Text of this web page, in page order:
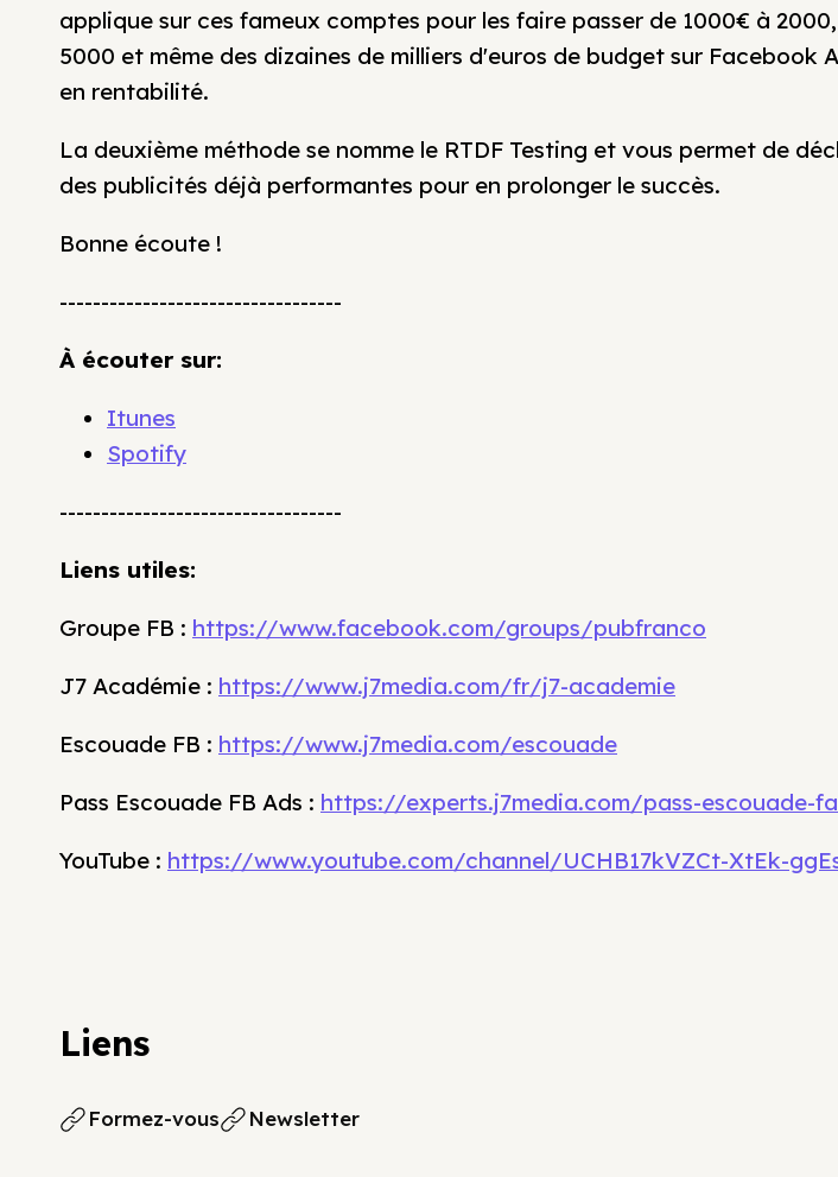
applique sur ces fameux comptes pour les faire passer de 1000€ à
5000 et même des dizaines de milliers d'euros de budget sur Facebook
en rentabilité.
La deuxième méthode se nomme le RTDF Testing et vous permet de
des publicités déjà performantes pour en prolonger le succès.
Bonne écoute !
----------------------------------
À écouter sur:
Itunes
Spotify
----------------------------------
Liens utiles:
Groupe FB : https://www.facebook.com/groups/pubfranco
J7 Académie : https://www.j7media.com/fr/j7-academie
Escouade FB : https://www.j7media.com/escouade
Pass Escouade FB Ads : https://experts.j7media.com/pass-escouade-
YouTube : https://www.youtube.com/channel/UCHB17kVZCt-XtEk-
Liens
Formez-vous Newsletter